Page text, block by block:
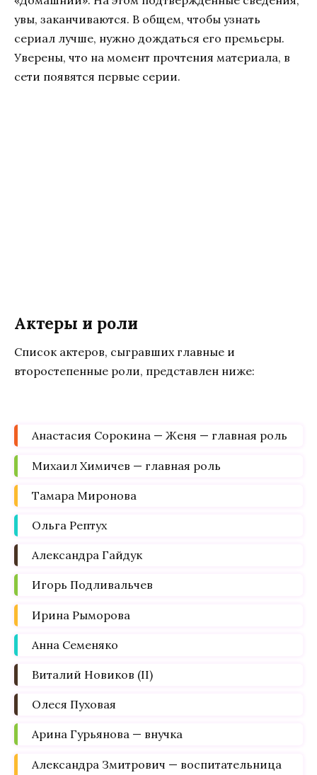
увы, заканчиваются. В общем, чтобы узнать
сериал лучше, нужно дождаться его премьеры.
Уверены, что на момент прочтения материала, в
сети появятся первые серии.
Актеры и роли
Список актеров, сыгравших главные и
второстепенные роли, представлен ниже:
Анастасия Сорокина — Женя — главная роль
Михаил Химичев — главная роль
Тамара Миронова
Ольга Рептух
Александра Гайдук
Игорь Подливальчев
Ирина Рыморова
Анна Семеняко
Виталий Новиков (II)
Олеся Пуховая
Арина Гурьянова — внучка
Александра Змитрович — воспитательница